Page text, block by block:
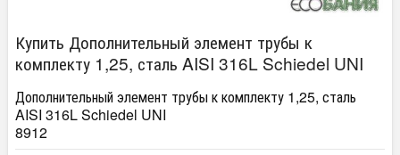
Купить Дополнительный элемент трубы к
комплекту 1,25, сталь AISI 316L Schiedel UNI
Дополнительный элемент трубы к комплекту 1,25, сталь
AISI 316L Schiedel UNI
8912